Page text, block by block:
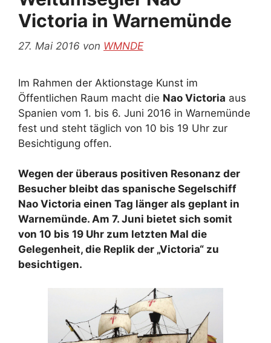
Victoria in Warnemünde
27. Mai 2016 von WMNDE
Im Rahmen der Aktionstage Kunst im
Öffentlichen Raum macht die Nao Victoria aus
Spanien vom 1. bis 6. Juni 2016 in Warnemünde
fest und steht täglich von 10 bis 19 Uhr zur
Besichtigung offen.
Wegen der überaus positiven Resonanz der
Besucher bleibt das spanische Segelschiff
Nao Victoria einen Tag länger als geplant in
Warnemünde. Am 7. Juni bietet sich somit
von 10 bis 19 Uhr zum letzten Mal die
Gelegenheit, die Replik der „Victoria“ zu
besichtigen.